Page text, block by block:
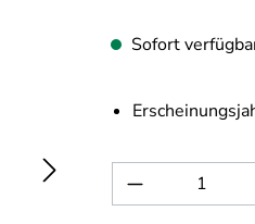
Sofort
Produkt